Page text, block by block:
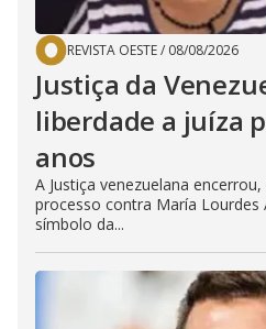
REVISTA OESTE/ 08/08/2026
Justiça da
liberdade a juíza
anos
A Justiça venezuelana
processo contra María Lourdes
símbolo da...